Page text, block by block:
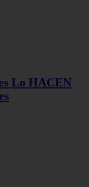
Lo HACEN